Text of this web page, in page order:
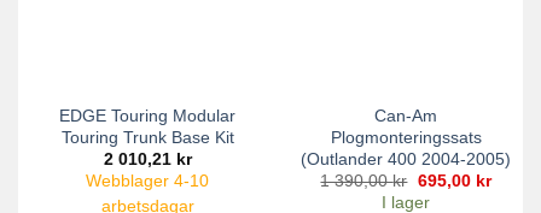
EDGE Touring Modular
Touring Trunk Base Kit
2 010,21 kr
Webblager 4-10
arbetsdagar
Can-Am
Plogmonteringssats
(Outlander 400 2004-2005)
1 390,00kr Det
695,00 krDet
I lager